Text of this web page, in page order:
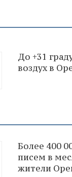
До +31
воздух в
Более 400
писем в
жители